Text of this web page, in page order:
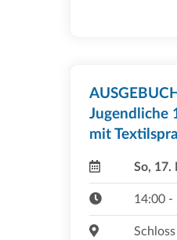
Jugendliche
mit
So, 17.
14:00 -